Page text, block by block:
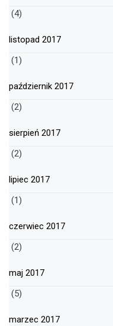
(4)
listopad 2017
(1)
październik 2017
(2)
sierpień 2017
(2)
lipiec 2017
(1)
czerwiec 2017
(2)
maj 2017
(5)
marzec 2017